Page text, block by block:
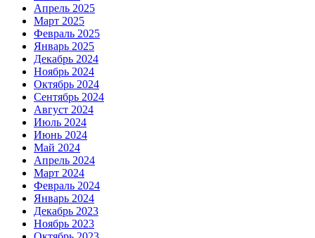
Апрель 2025
Март 2025
Февраль 2025
Январь 2025
Декабрь 2024
Ноябрь 2024
Октябрь 2024
Сентябрь 2024
Август 2024
Июль 2024
Июнь 2024
Май 2024
Апрель 2024
Март 2024
Февраль 2024
Январь 2024
Декабрь 2023
Ноябрь 2023